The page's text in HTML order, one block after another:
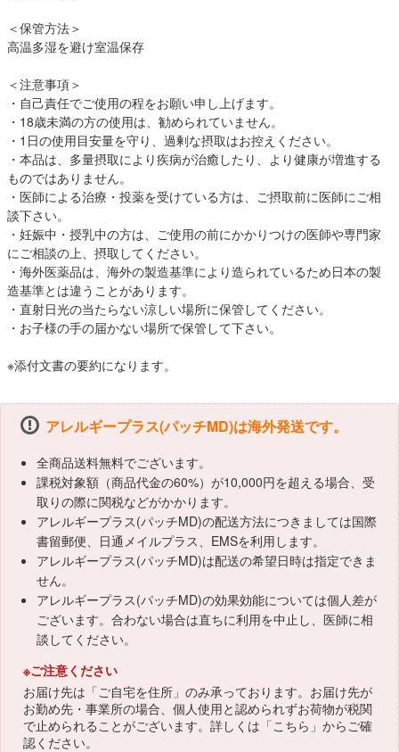
＜保管方法＞
高温多湿を避け室温保存
＜注意事項＞
・自己責任でご使用の程をお願い申し上げます。
・18歳未満の方の使用は、勧められていません。
・1日の使用目安量を守り、過剰な摂取はお控えください。
・本品は、多量摂取により疾病が治癒したり、より健康が増進する
ものではありません。
・医師による治療・投薬を受けている方は、ご摂取前に医師にご相
談下さい。
・妊娠中・授乳中の方は、ご使用の前にかかりつけの医師や専門家
にご相談の上、摂取してください。
・海外医薬品は、海外の製造基準により造られているため日本の製
造基準とは違うことがあります。
・直射日光の当たらない涼しい場所に保管してください。
・お子様の手の届かない場所で保管して下さい。
※添付文書の要約になります。
アレルギープラス(パッチMD)は海外発送です。
全商品送料無料でございます。
課税対象額（商品代金の60%）が10,000円を超える場合、受
取りの際に関税などがかかります。
アレルギープラス(パッチMD)の配送方法につきましては国際
書留郵便、日通メイルプラス、EMSを利用します。
アレルギープラス(パッチMD)は配送の希望日時は指定できま
せん。
アレルギープラス(パッチMD)の効果効能については個人差が
ございます。合わない場合は直ちに利用を中止し、医師に相
談してください。
※ご注意ください
お届け先は「ご自宅を住所」のみ承っております。お届け先が
お勤め先・事業所の場合、個人使用と認められずお荷物が税関
で止められることがございます。詳しくは「こちら 」からご確
認ください。